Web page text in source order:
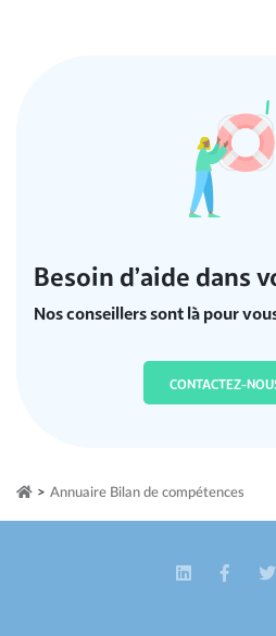
Besoin d’aide dans
Nos conseillers sont là pour
CONTACTEZ-
> Annuaire Bilan de compétences